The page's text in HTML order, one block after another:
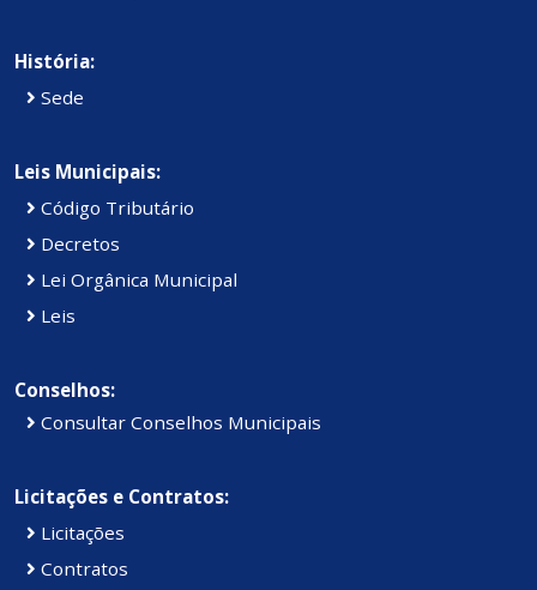
História:
Sede
Leis Municipais:
Código Tributário
Decretos
Lei Orgânica Municipal
Leis
Conselhos:
Consultar Conselhos Municipais
Licitações e Contratos:
Licitações
Contratos